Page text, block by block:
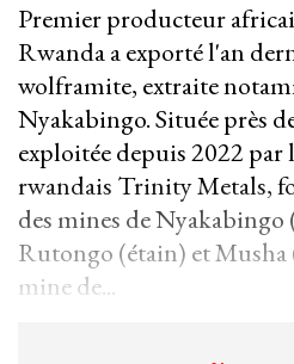
Premier producteur
Rwanda a exporté l'an
wolframite, extraite
Nyakabingo. Située près
exploitée depuis 2022
rwandais Trinity Metals,
des mines de
Rutongo (étain) et Musha
mine de...